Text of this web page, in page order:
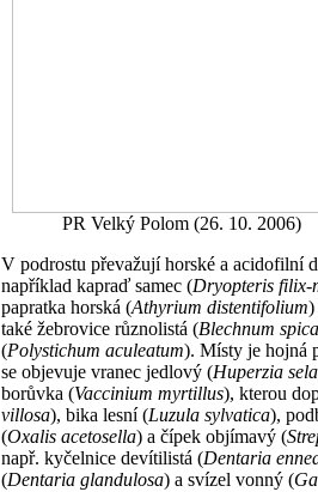
PR Velký Polom (26. 10. 2006)
V podrostu převažují horské a acidofilní
například kapraď samec (Dryopteris filix-
papratka horská (Athyrium distentifolium)
také žebrovice různolistá (Blechnum
(Polystichum aculeatum). Místy je hojná
se objevuje vranec jedlový (Huperzia
borůvka (Vaccinium myrtillus), kterou
villosa), bika lesní (Luzula sylvatica),
(Oxalis acetosella) a čípek objímavý (
např. kyčelnice devítilistá (Dentaria
(Dentaria glandulosa) a svízel vonný (